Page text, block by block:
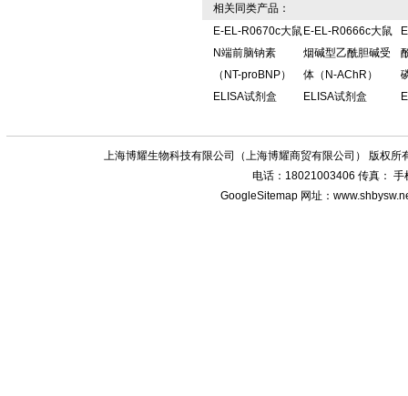
相关同类产品：
E-EL-R0670c大鼠
N端前脑钠素
（NT-proBNP）
ELISA试剂盒
E-EL-R0666c大鼠
烟碱型乙酰胆碱受
体（N-AChR）
ELISA试剂盒
上海博耀生物科技有限公司（上海博耀商贸有限公司） 版权所
电话：18021003406 传真： 手
GoogleSitemap 网址：